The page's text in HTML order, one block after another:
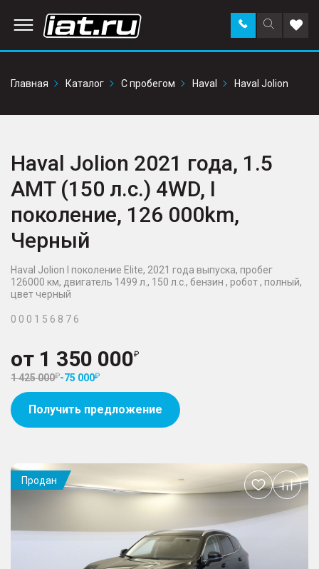
Поиск
по
Заказать
звонок в
Главная
Каталог С пробегом Haval Haval Jolion
Haval Jolion 2021 года, 1.5
AMT (150 л.с.) 4WD, I
поколение, 126 000km,
Черный
Haval Jolion I поколение Elite, 2021 года выпуска, пробег
126000 км, двигатель 1499 л., 150 л.с., бензин , робот , полный,
цвет черный
0 0 0 1 5 6 8 7 6
от 1 350 000
1 425 000 -75 000
Получить предложение
Продан
Добавить
в
избранное